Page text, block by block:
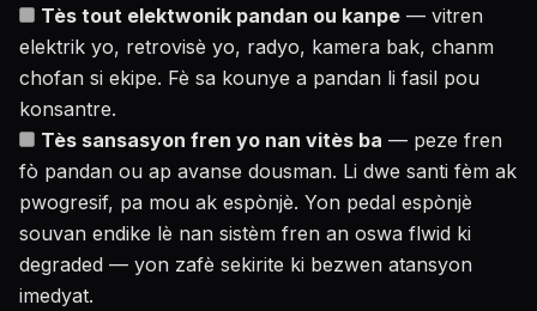
Tès tout elektwonik pandan ou kanpe — vitren
elektrik yo, retrovisè yo, radyo, kamera bak, chanm
chofan si ekipe. Fè sa kounye a pandan li fasil pou
konsantre.
Tès sansasyon fren yo nan vitès ba — peze fren
fò pandan ou ap avanse dousman. Li dwe santi fèm ak
pwogresif, pa mou ak espònjè. Yon pedal espònjè
souvan endike lè nan sistèm fren an oswa flwid ki
degraded — yon zafè sekirite ki bezwen atansyon
imedyat.